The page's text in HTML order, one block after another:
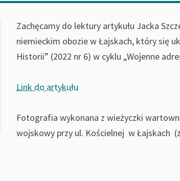
Zachęcamy do lektury artykułu Jacka
niemieckim obozie w Łajskach, który się
Historii” (2022 nr 6) w cyklu „Wojenne
Link do artykułu
Fotografia wykonana z wieżyczki
wojskowy przy ul. Kościelnej w Łajskach